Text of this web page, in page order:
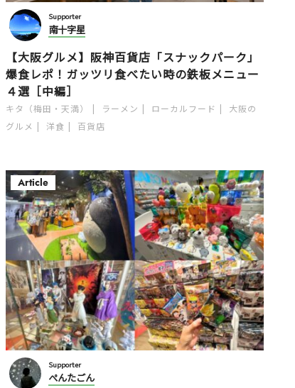
Supporter
南十字星
【大阪グルメ】阪神百貨店「スナックパーク」
爆食レポ！ガッツリ食べたい時の鉄板メニュー
４選［中編］
キタ（梅田・天満） ラーメン ローカルフード
大阪の
グルメ
洋食 百貨店
Article
Supporter
ぺんたごん